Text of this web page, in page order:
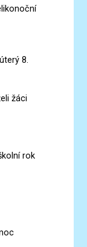
8.
žáci
rok